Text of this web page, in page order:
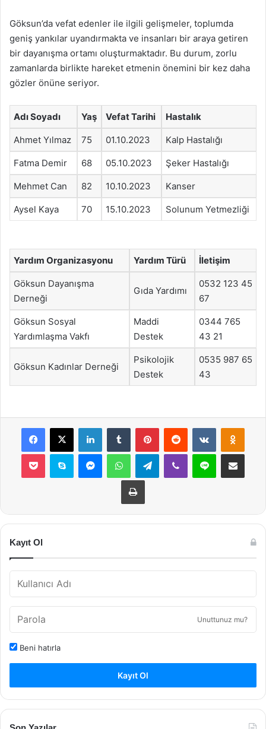
Göksun’da vefat edenler ile ilgili gelişmeler, toplumda
geniş yankılar uyandırmakta ve insanları bir araya getiren
bir dayanışma ortamı oluşturmaktadır. Bu durum, zorlu
zamanlarda birlikte hareket etmenin önemini bir kez daha
gözler önüne seriyor.
Adı Soyadı Yaş Vefat Tarihi Hastalık
Ahmet Yılmaz 75 01.10.2023 Kalp Hastalığı
Fatma Demir 68 05.10.2023 Şeker Hastalığı
Mehmet Can 82 10.10.2023 Kanser
Aysel Kaya 70 15.10.2023 Solunum Yetmezliği
Yardım Organizasyonu Yardım Türü İletişim
Göksun Dayanışma
Derneği
Gıda Yardımı
0532 123 45
67
Göksun Sosyal
Yardımlaşma Vakfı
Maddi
Destek
0344 765
43 21
Göksun Kadınlar Derneği
Psikolojik
Destek
0535 987 65
43
Facebook
X LinkedInTumblr PinterestReddit VKontakte
Pocket Skype MessengerWhatsAppTelegramViber Line E-Posta ile
Yazdır
Kayıt Ol
Unuttunuz mu?
Beni hatırla
Kayıt Ol